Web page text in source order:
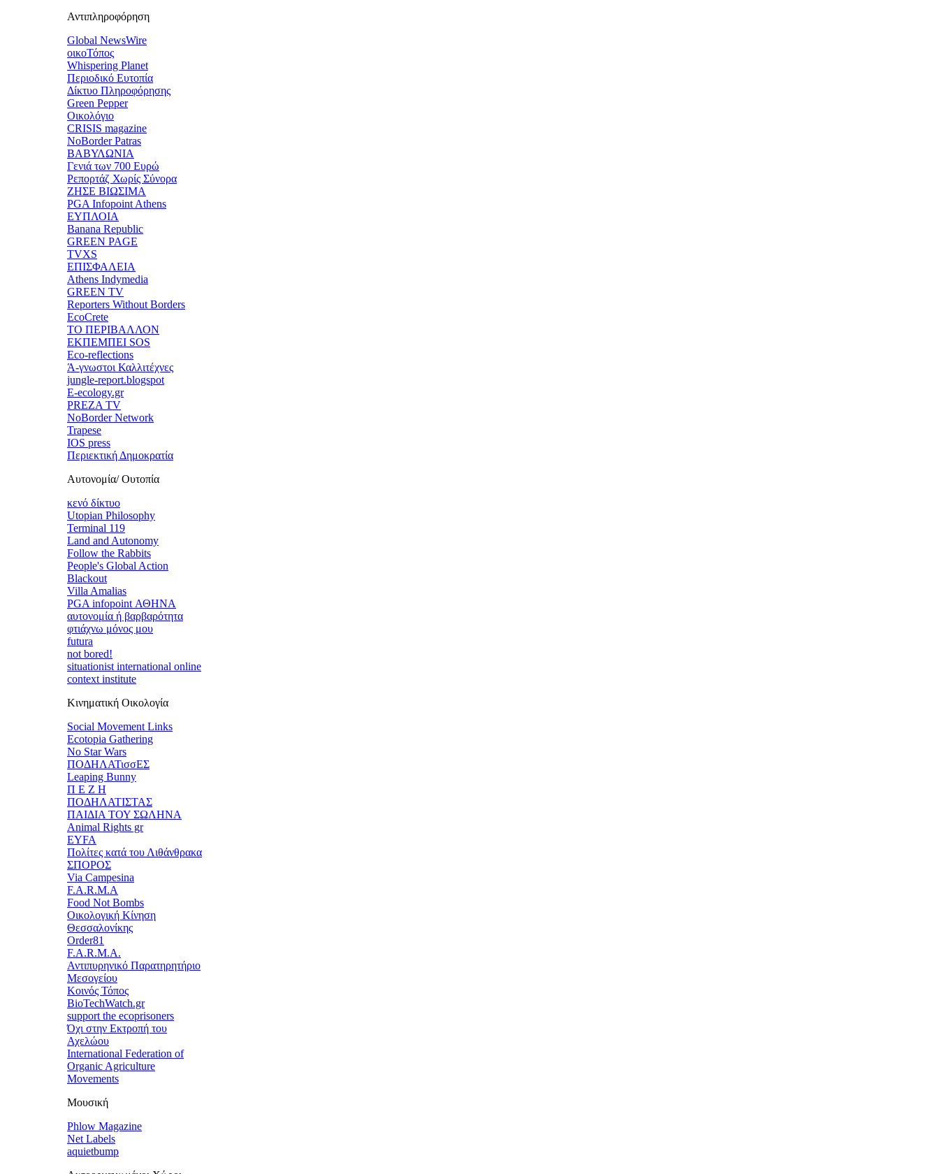
Αντιπληροφόρηση
Global NewsWire
οικοΤόπος
Whispering Planet
Περιοδικό Ευτοπία
Δίκτυο Πληροφόρησης
Green Pepper
Οικολόγιο
CRISIS magazine
NoBorder Patras
ΒΑΒΥΛΩΝΙΑ
Γενιά των 700 Ευρώ
Ρεπορτάζ Χωρίς Σύνορα
ΖΗΣΕ ΒΙΩΣΙΜΑ
PGA Infopoint Athens
ΕΥΠΛΟΙΑ
Banana Republic
GREEN PAGE
TVXS
ΕΠΙΣΦΑΛΕΙΑ
Athens Indymedia
GREEN TV
Reporters Without Borders
EcoCrete
ΤΟ ΠΕΡΙΒΑΛΛΟΝ
ΕΚΠΕΜΠΕΙ SOS
Eco-reflections
Ά-γνωστοι Καλλιτέχνες
jungle-report.blogspot
E-ecology.gr
PREZA TV
NoBorder Network
Trapese
IOS press
Περιεκτική Δημοκρατία
Αυτονομία/ Ουτοπία
κενό δίκτυο
Utopian Philosophy
Terminal 119
Land and Autonomy
Follow the Rabbits
People's Global Action
Blackout
Villa Amalias
PGA infopoint ΑΘΗΝΑ
αυτονομία ή βαρβαρότητα
φτιάχνω μόνος μου
futura
not bored!
situationist international online
context institute
Κινηματική Οικολογία
Social Movement Links
Ecotopia Gathering
No Star Wars
ΠΟΔΗΛΑΤισσΕΣ
Leaping Bunny
Π Ε Ζ Η
ΠΟΔΗΛΑΤΙΣΤΑΣ
ΠΑΙΔΙΑ ΤΟΥ ΣΩΛΗΝΑ
Animal Rights gr
EYFA
Πολίτες κατά του Λιθάνθρακα
ΣΠΟΡΟΣ
Via Campesina
F.A.R.M.A
Food Not Bombs
Οικολογική Κίνηση
Θεσσαλονίκης
Order81
F.A.R.M.A.
Αντιπυρηνικό Παρατηρητήριο
Μεσογείου
Κοινός Τόπος
BioTechWatch.gr
support the ecoprisoners
Όχι στην Εκτροπή του
Αχελώου
International Federation of
Organic Agriculture
Movements
Μουσική
Phlow Magazine
Net Labels
aquietbump